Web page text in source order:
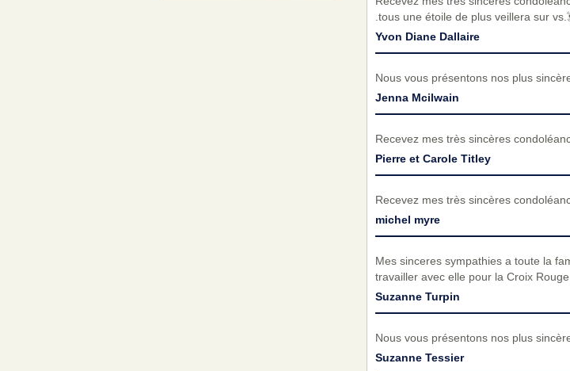
.tous une étoile de plus veillera sur
Yvon Diane Dallaire
Nous vous présentons nos plus
Jenna Mcilwain
Recevez mes très sincères
Pierre et Carole Titley
Recevez mes très sincères
michel myre
Mes sinceres sympathies a toute la
travailler avec elle pour la Croix
Suzanne Turpin
Nous vous présentons nos plus
Suzanne Tessier